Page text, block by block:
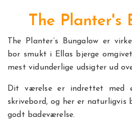
The Planter's
The Planter’s Bungalow er
bor smukt i Ellas bjerge
mest vidunderlige udsigter ud
Dit værelse er indrettet med
skrivebord, og her er naturligvis
godt badeværelse.